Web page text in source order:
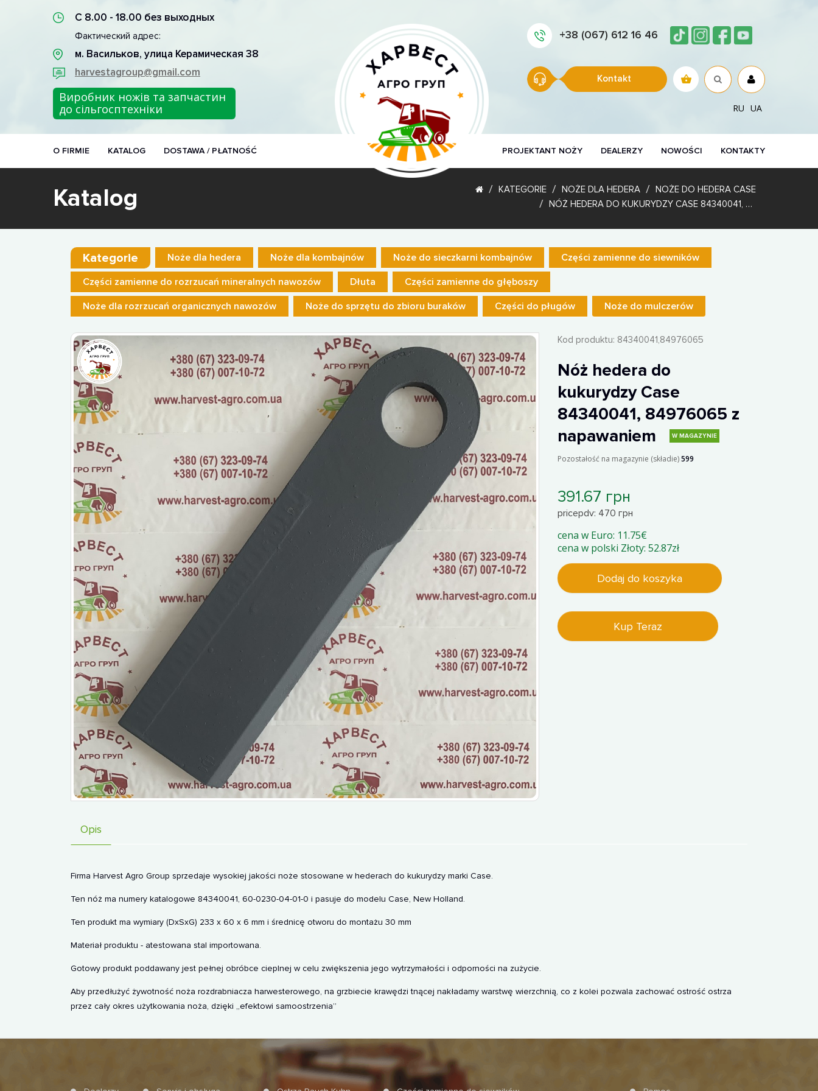
С 8.00 - 18.00 без выходных
Фактический адрес:
м. Васильков, улица Керамическая 38
harvestagroup@gmail.com
Виробник ножів та запчастин
до сільгосптехніки
+38 (067) 612 16 46
Kontakt
RU UA
O FIRMIE KATALOG DOSTAWA / PŁATNOŚĆ PROJEKTANT NOŻY DEALERZY NOWOŚCI KONTAKTY
Katalog KATEGORIE NOŻE DLA HEDERA
NOŻE DO HEDERA CASE
NÓŻ HEDERA DO KUKURYDZY CASE 84340041, 84976065 Z NAPAWANIEM
Kategorie Noże dla hedera Noże dla kombajnów Noże do sieczkarni kombajnów
Części zamienne do siewników
Części zamienne do rozrzucań mineralnych nawozów
Dłuta
Części zamienne do głęboszy
Noże dla rozrzucań organicznych nawozów
Noże do sprzętu do zbioru buraków Części do pługów Noże do mulczerów
Kod produktu: 84340041,84976065
Nóż hedera do
kukurydzy Case
84340041, 84976065 z
napawaniem
W MAGAZYNIE
Pozostałość na magazynie (składie)599
391.67 грн
pricepdv: 470 грн
cena w Euro: 11.75€
cena w polski Złoty: 52.87zł
Dodaj do koszyka
Kup Teraz
Opis
Firma Harvest Agro Group sprzedaje wysokiej jakości noże stosowane w hederach do kukurydzy marki Case.
Ten nóż ma numery katalogowe 84340041, 60-0230-04-01-0 i pasuje do modelu Case, New Holland.
Ten produkt ma wymiary (DxSxG) 233 x 60 x 6 mm i średnicę otworu do montażu 30 mm
Materiał produktu - atestowana stal importowana.
Gotowy produkt poddawany jest pełnej obróbce cieplnej w celu zwiększenia jego wytrzymałości i odporności na zużycie.
Aby przedłużyć żywotność noża rozdrabniacza harwesterowego, na grzbiecie krawędzi tnącej nakładamy warstwę wierzchnią, co z kolei pozwala zachować ostrość ostrza
przez cały okres użytkowania noża, dzięki „efektowi samoostrzenia”